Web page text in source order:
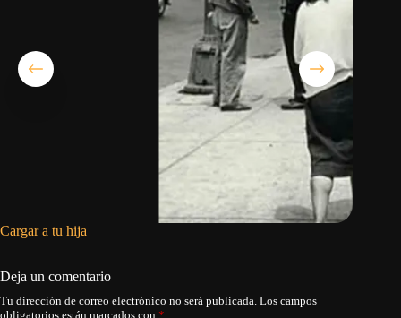
Cargar a tu hija
Deja un comentario
Tu dirección de correo electrónico no será publicada. Los campos
obligatorios están marcados con *